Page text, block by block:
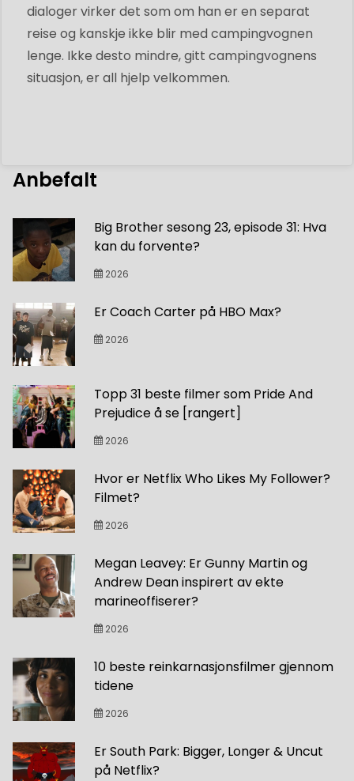
dialoger virker det som om han er en separat
reise og kanskje ikke blir med campingvognen
lenge. Ikke desto mindre, gitt campingvognens
situasjon, er all hjelp velkommen.
Anbefalt
Big Brother sesong 23, episode 31: Hva
kan du forvente?
2026
Er Coach Carter på HBO Max?
2026
Topp 31 beste filmer som Pride And
Prejudice å se [rangert]
2026
Hvor er Netflix Who Likes My Follower?
Filmet?
2026
Megan Leavey: Er Gunny Martin og
Andrew Dean inspirert av ekte
marineoffiserer?
2026
10 beste reinkarnasjonsfilmer gjennom
tidene
2026
Er South Park: Bigger, Longer & Uncut
på Netflix?